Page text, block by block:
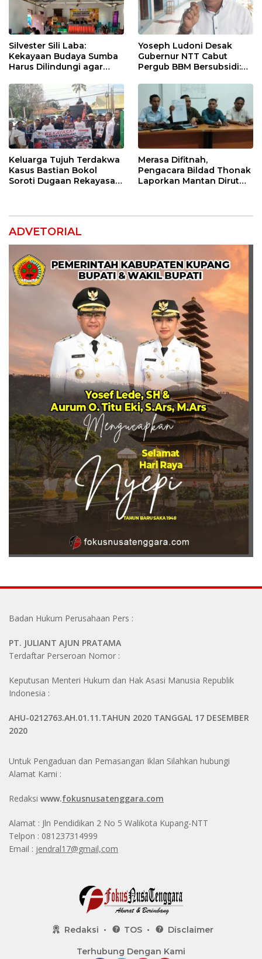
Silvester Sili Laba:
Kekayaan Budaya Sumba
Harus Dilindungi agar
Yoseph Ludoni Desak
Gubernur NTT Cabut
Pergub BBM Bersubsidi:
Tagih Pajak
Keluarga Tujuh Terdakwa
Kasus Bastian Bokol
Soroti Dugaan Rekayasa
Merasa Difitnah,
Pengacara Bildad Thonak
Laporkan Mantan Dirut
ADVETORIAL
Badan Hukum Perusahaan Pers :
PT. JULIANT AJUN PRATAMA
Terdaftar Perseroan Nomor :
Keputusan Menteri Hukum dan Hak Asasi Manusia Republik
Indonesia :
AHU-0212763.AH.01.11.TAHUN 2020 TANGGAL 17 DESEMBER
2020
Untuk Pengaduan dan Pemasangan Iklan Silahkan hubungi
Alamat Kami :
Redaksi www.fokusnusatenggara.com
Alamat : Jln Pendidikan 2 No 5 Walikota Kupang-NTT
Telpon : 081237314999
Email : jendral17@gmail,com
Redaksi TOS Disclaimer
Terhubung Dengan Kami